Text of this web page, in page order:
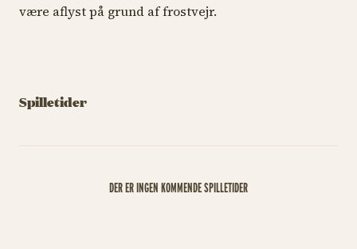
være aflyst på grund af frostvejr.
Spilletider
DER ER INGEN KOMMENDE SPILLETIDER